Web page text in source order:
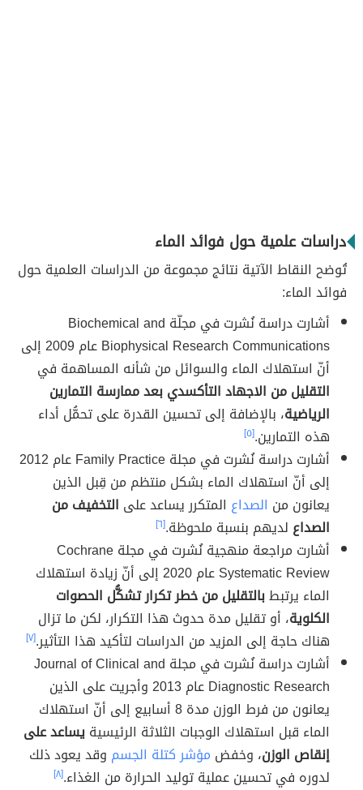
دراسات علمية حول فوائد الماء
تُوضح النقاط الآتية نتائج مجموعة من الدراسات العلمية حول
فوائد الماء:
أشارت دراسة نُشرت في مجلّة Biochemical and
Biophysical Research Communications عام 2009 إلى
أنّ استهلاك الماء والسوائل من شأنه المساهمة في
التقليل من الاجهاد التأكسدي بعد ممارسة التمارين
الرياضية، بالإضافة إلى تحسين القدرة على تحمُّل أداء
هذه التمارين.[٥]
أشارت دراسة نُشرت في مجلة Family Practice عام 2012
إلى أنّ استهلاك الماء بشكل منتظم من قِبل الذين
يعانون من الصداع المتكرر يساعد على التخفيف من
الصداع لديهم بنسبة ملحوظة.[٦]
أشارت مراجعة منهجية نُشرت في مجلة Cochrane
Systematic Review عام 2020 إلى أنّ زيادة استهلاك
الماء يرتبطبالتقليل من خطر تكرار تشكُّل الحصوات
الكلوية، أو تقليل مدة حدوث هذا التكرار، لكن ما تزال
هناك حاجة إلى المزيد من الدراسات لتأكيد هذا التأثير.[٧]
أشارت دراسة نُشرت في مجلة Journal of Clinical and
Diagnostic Research عام 2013 وأجريت على الذين
يعانون من فرط الوزن مدة 8 أسابيع إلى أنّ استهلاك
الماء قبل استهلاك الوجبات الثلاثة الرئيسيةيساعد على
إنقاص الوزن، وخفض مؤشر كتلة الجسم وقد يعود ذلك
لدوره في تحسين عملية توليد الحرارة من الغذاء.[٨]